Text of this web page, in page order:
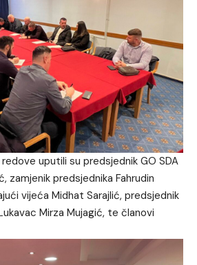
uputili su predsjednik GO SDA
zamjenik predsjednika Fahrudin
vijeća Midhat Sarajlić, predsjednik
Mirza Mujagić, te članovi